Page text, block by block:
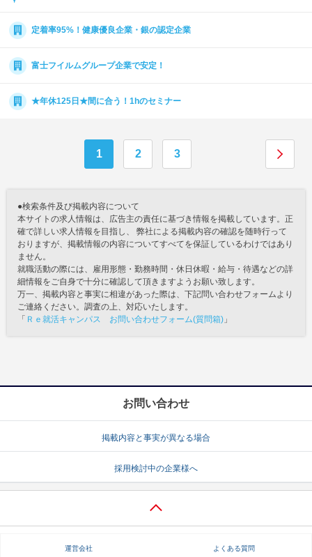
定着率95%！健康優良企業・銀の認定企業
富士フイルムグループ企業で安定！
★年休125日★間に合う！1hのセミナー
1 2 3
●検索条件及び掲載内容について
本サイトの求人情報は、広告主の責任に基づき情報を掲載しています。正
確で詳しい求人情報を目指し、 弊社による掲載内容の確認を随時行って
おりますが、掲載情報の内容についてすべてを保証しているわけではあり
ません。
就職活動の際には、雇用形態・勤務時間・休日休暇・給与・待遇などの詳
細情報をご自身で十分に確認して頂きますようお願い致します。
万一、掲載内容と事実に相違があった際は、下記問い合わせフォームより
ご連絡ください。調査の上、対応いたします。
「 Ｒｅ就活キャンパス お問い合わせフォーム(質問箱) 」
お問い合わせ
掲載内容と事実が異なる場合
採用検討中の企業様へ
運営会社 よくある質問